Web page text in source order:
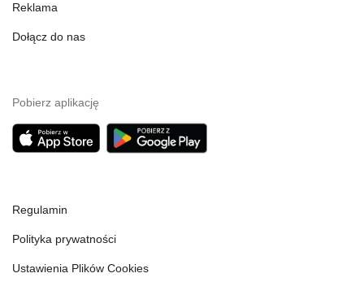
Reklama
Dołącz do nas
Pobierz aplikację
Regulamin
Polityka prywatności
Ustawienia Plików Cookies